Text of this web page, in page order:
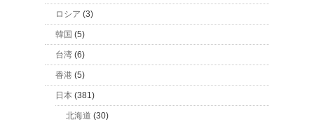
ロシア (3)
韓国 (5)
台湾 (6)
香港 (5)
日本 (381)
北海道 (30)